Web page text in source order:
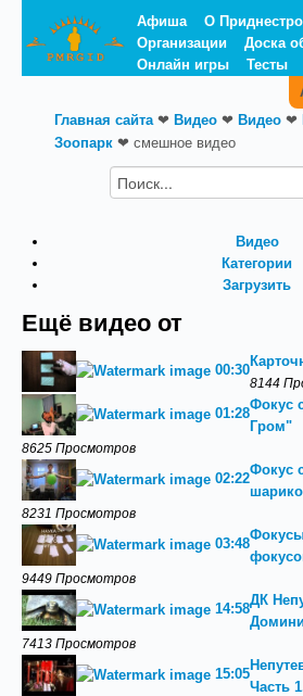
Афиша О
Организации
Доска
Онлайн игры
Тесты
Главная сайта❤ Видео ❤ Видео ❤
Зоопарк ❤ смешное видео
Видео
Категории
Загрузить
Ещё видео от
00:30
8144
01:28
Фокус
Гром"
8625 Просмотров
02:22
Фокус
8231 Просмотров
03:48
9449 Просмотров
14:58
ДК
7413 Просмотров
15:05
Часть